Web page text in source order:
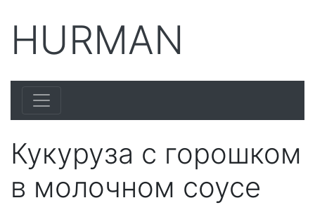
HURMAN
Кукуруза с горошком
в молочном соусе